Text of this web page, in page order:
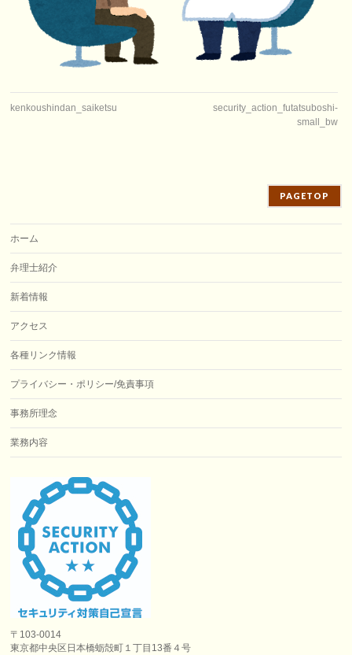
kenkoushindan_saiketsu
security_action_futatsuboshi-
small_bw
PAGETOP
ホーム
弁理士紹介
新着情報
アクセス
各種リンク情報
プライバシー・ポリシー/免責事項
事務所理念
業務内容
〒103-0014
東京都中央区日本橋蛎殻町１丁目13番４号